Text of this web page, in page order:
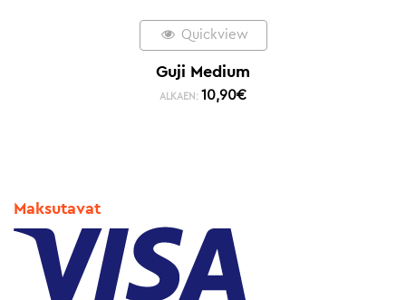
Quickview
Guji Medium
ALKAEN: 10,90€
Maksutavat